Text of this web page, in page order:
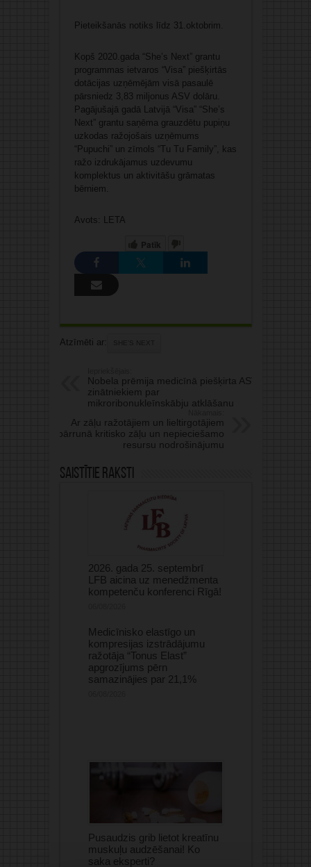
Pieteikšanās notiks līdz 31.oktobrim.
Kopš 2020.gada “She’s Next” grantu
programmas ietvaros “Visa” piešķirtās
dotācijas uzņēmējām visā pasaulē
pārsniedz 3,83 miljonus ASV dolāru.
Pagājušajā gadā Latvijā “Visa” “She’s
Next” grantu saņēma grauzdētu pupiņu
uzkodas ražojošais uzņēmums
“Pupuchi” un zīmols “Tu Tu Family”, kas
ražo izdrukājamus uzdevumu
komplektus un aktivitāšu grāmatas
bērniem.
Avots: LETA
Patīk
Atzīmēti ar: SHE’S NEXT
Nobela prēmija medicīnā piešķirta ASV
zinātniekiem par
mikroribonukleīnskābju atklāšanu
Ar zāļu ražotājiem un lieltirgotājiem
pārrunā kritisko zāļu un nepieciešamo
resursu nodrošinājumu
Saistītie raksti
2026. gada 25. septembrī
LFB aicina uz menedžmenta
kompetenču konferenci Rīgā!
Medicīnisko elastīgo un
kompresijas izstrādājumu
ražotāja “Tonus Elast”
apgrozījums pērn
samazinājies par 21,1%
Pusaudzis grib lietot kreatīnu
muskuļu audzēšanai! Ko
saka eksperti?